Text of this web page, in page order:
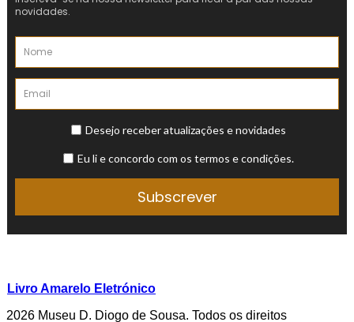
Livro Amarelo Eletrónico
2026 Museu D. Diogo de Sousa. Todos os direitos